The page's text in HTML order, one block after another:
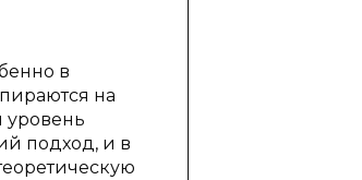
в
на
уровень
подход, и в